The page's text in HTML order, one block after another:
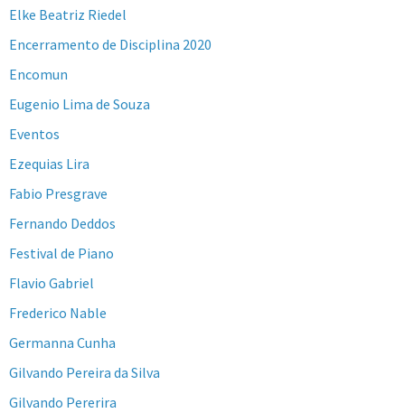
Elke Beatriz Riedel
Encerramento de Disciplina 2020
Encomun
Eugenio Lima de Souza
Eventos
Ezequias Lira
Fabio Presgrave
Fernando Deddos
Festival de Piano
Flavio Gabriel
Frederico Nable
Germanna Cunha
Gilvando Pereira da Silva
Gilvando Pererira